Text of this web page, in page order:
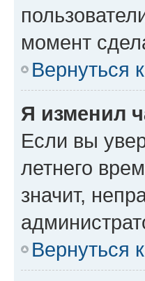
момент
Вернуться
Я изменил
Если вы
летнего
значит,
Вернуться